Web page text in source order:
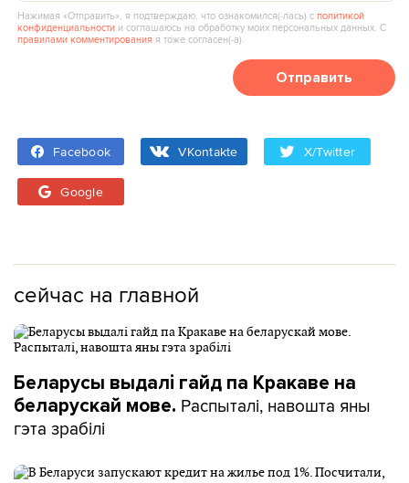
Нажимая «Отправить», я подтверждаю, что ознакомился(‑лась) сполитикой
конфиденциальности и соглашаюсь на обработку моих персональных данных. С
правилами комментирования я тоже согласен(‑а).
Отправить
Facebook VKontakte X/Twitter
Google
сейчас на главной
Беларусы выдалі гайд па Кракаве на
беларускай мове. Распыталі, навошта яны
гэта зрабілі